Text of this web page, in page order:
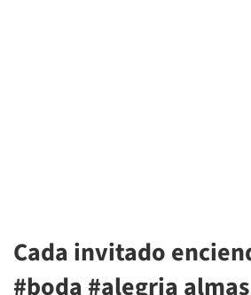
Cada invitado
#boda #alegria